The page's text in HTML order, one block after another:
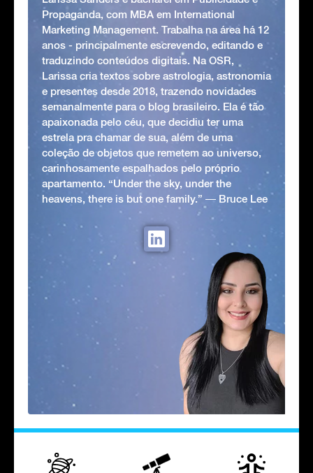
Propaganda, com MBA em International
Marketing Management. Trabalha na área há 12
anos - principalmente escrevendo, editando e
traduzindo conteúdos digitais. Na OSR,
Larissa cria textos sobre astrologia, astronomia
e presentes desde 2018, trazendo novidades
semanalmente para o blog brasileiro. Ela é tão
apaixonada pelo céu, que decidiu ter uma
estrela pra chamar de sua, além de uma
coleção de objetos que remetem ao universo,
carinhosamente espalhados pelo próprio
apartamento. “Under the sky, under the
heavens, there is but one family.” ― Bruce Lee